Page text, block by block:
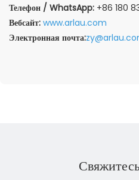
Телефон / WhatsApp: +86 180
Вебсайт: www.arlau.com
Электронная почта: